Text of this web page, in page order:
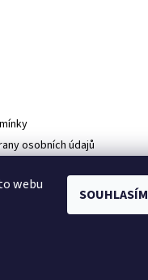
osobních údajů
webu
SOUHLASÍM